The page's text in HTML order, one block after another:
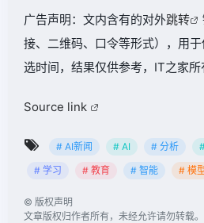
广告声明：文内含有的对外跳转
接、二维码、口令等形式），用
选时间，结果仅供参考，IT之家所
Source link
# AI新闻 # AI # 分析
# 学习
# 教育 # 智能 # 模
© 版权声明
文章版权归作者所有，未经允许请勿转载。